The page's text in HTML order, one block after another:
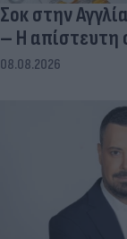
Σοκ στην
– Η απίστευτη
08.08.2026